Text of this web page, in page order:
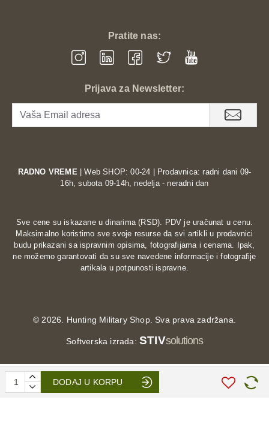
DODAJ U KORPU
Postojanost u prirodi:
HMS boje su odabrane tako
da se stapaju sa prirodnim okruženjem, uz visoku
Pratite nas:
Prijava za Newsletter:
RADNO VREME| Web SHOP: 00-24 | Prodavnica: radni dani 09-
16h, subota 09-14h, nedelja - neradni dan
Sve cene su iskazane u dinarima (RSD). PDV je uračunat u cenu.
Maksimalno koristimo sve svoje resurse da svi artikli u prodavnici
budu prikazani sa ispravnim opisima, fotografijama i cenama. Ipak,
ne možemo garantovati da su sve navedene informacije i fotografije
artikala u potpunosti ispravne.
©2026. Hunting Military Shop. Sva prava zadržana.
Softverska izrada: STIVsolutions